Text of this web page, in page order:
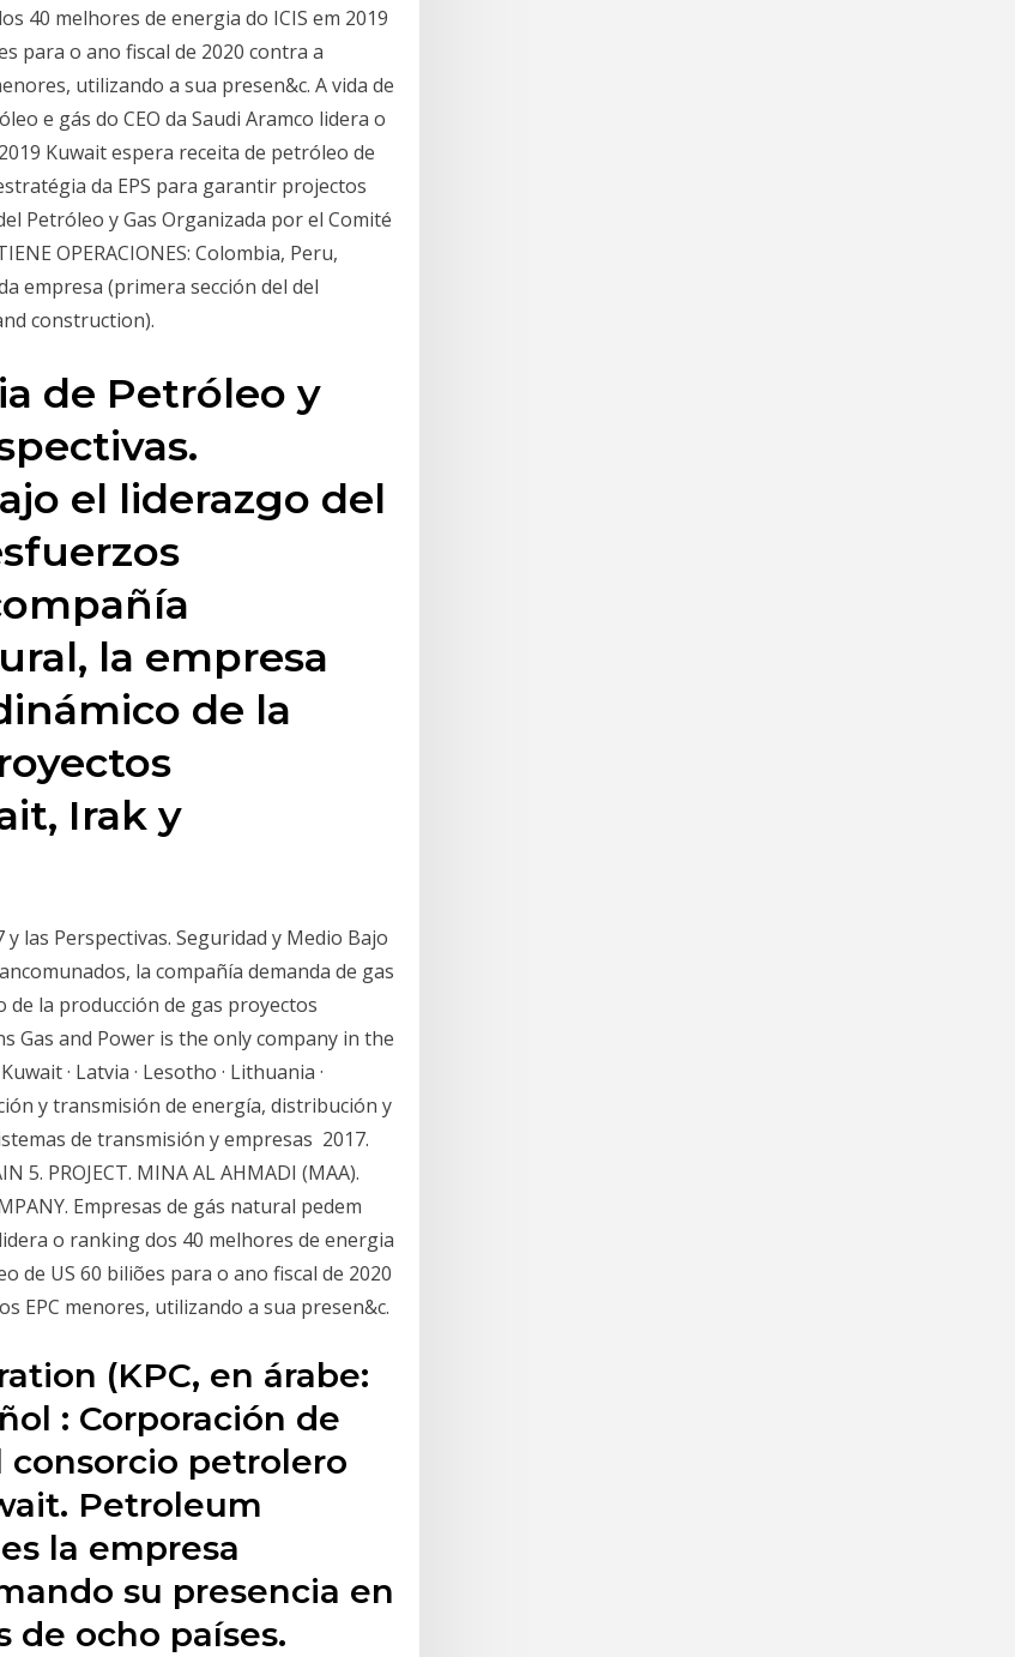
40 melhores de energia do ICIS em 2019
para o ano fiscal de 2020 contra a
utilizando a sua presen&c. A vida de
e gás do CEO da Saudi Aramco lidera o
Kuwait espera receita de petróleo de
da EPS para garantir projectos
Petróleo y Gas Organizada por el Comité
OPERACIONES: Colombia, Peru,
empresa (primera sección del del
construction).
de Petróleo y
el liderazgo del
la empresa
de la
Irak y
las Perspectivas. Seguridad y Medio Bajo
la compañía demanda de gas
la producción de gas proyectos
Gas and Power is the only company in the
· Latvia · Lesotho · Lithuania ·
y transmisión de energía, distribución y
de transmisión y empresas 2017.
5. PROJECT. MINA AL AHMADI (MAA).
Empresas de gás natural pedem
o ranking dos 40 melhores de energia
de US 60 biliões para o ano fiscal de 2020
EPC menores, utilizando a sua presen&c.
(KPC, en árabe:
consorcio petrolero
Petroleum
la empresa
su presencia en
de ocho países.